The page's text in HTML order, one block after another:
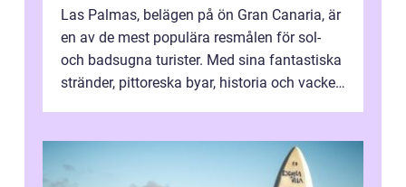
Las Palmas, belägen på ön Gran Canaria, är
en av de mest populära resmålen för sol-
och badsugna turister. Med sina fantastiska
stränder, pittoreska byar, historia och vacker